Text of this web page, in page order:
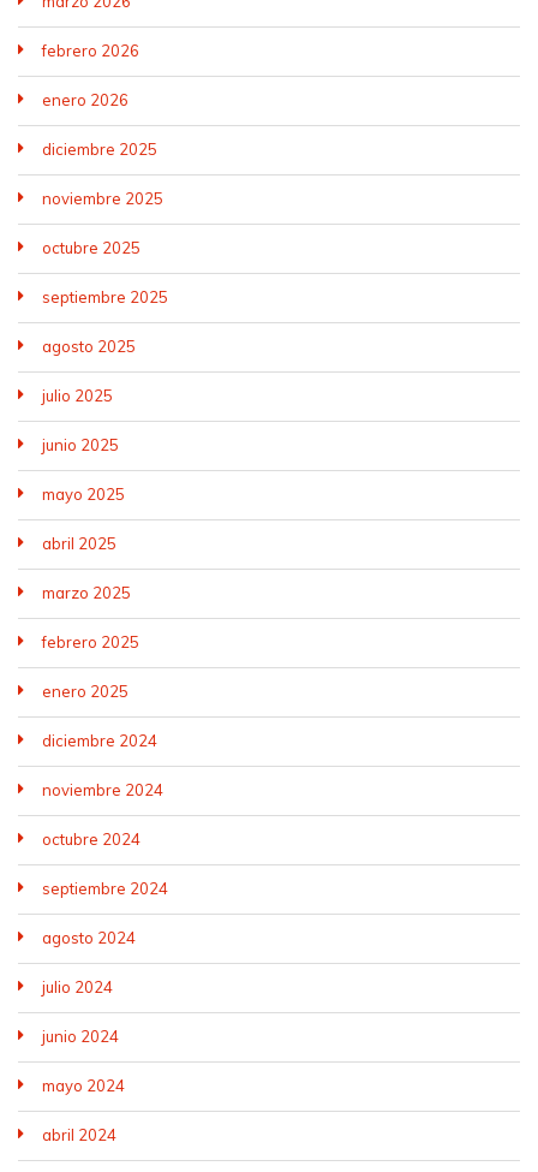
febrero 2026
enero 2026
diciembre 2025
noviembre 2025
octubre 2025
septiembre 2025
agosto 2025
julio 2025
junio 2025
mayo 2025
abril 2025
marzo 2025
febrero 2025
enero 2025
diciembre 2024
noviembre 2024
octubre 2024
septiembre 2024
agosto 2024
julio 2024
junio 2024
mayo 2024
abril 2024